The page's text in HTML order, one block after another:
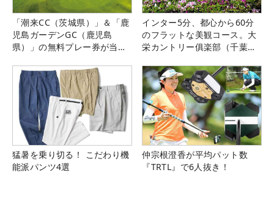
「潮来CC（茨城県）」＆「鹿
児島ガーデンGC（鹿児島
県）」の無料プレー券が当た
インター5分、都心から60分
のフラットな美観コース。大
栄カントリー俱楽部（千葉
猛暑を乗り切る！ こだわり機
能派パンツ4選
仲宗根澄香が平均パット数
『TRTL』で6人抜き！